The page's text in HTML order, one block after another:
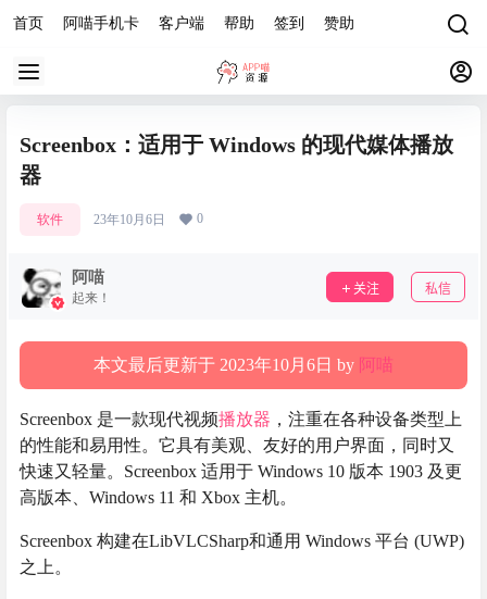
首页 阿喵手机卡 客户端 帮助 签到 赞助
Screenbox：适用于 Windows 的现代媒体播放
器
软件 23年10月6日 0
阿喵
起来！
关注 私信
本文最后更新于 2023年10月6日 by 阿喵
Screenbox 是一款现代视频播放器 ，注重在各种设备类型上
的性能和易用性。它具有美观、友好的用户界面，同时又
快速又轻量。Screenbox 适用于 Windows 10 版本 1903 及更
高版本、Windows 11 和 Xbox 主机。
Screenbox 构建在LibVLCSharp和通用 Windows 平台 (UWP)
之上。